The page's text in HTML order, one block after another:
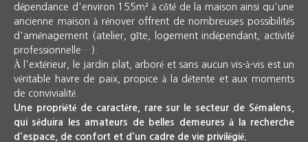
dépendance d'environ 155m² à côté de la maison ainsi qu'une
ancienne maison à rénover offrent de nombreuses possibilités
d'aménagement (atelier, gîte, logement indépendant, activité
professionnelle…).
À l'extérieur, le jardin plat, arboré et sans aucun vis-à-vis est un
véritable havre de paix, propice à la détente et aux moments
de convivialité.
Une propriété de caractère, rare sur le secteur de Sémalens,
qui séduira les amateurs de belles demeures à la recherche
d'espace, de confort et d'un cadre de vie privilégié.